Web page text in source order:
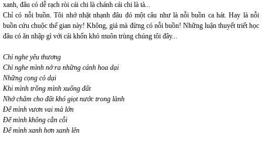
xanh, đâu có dễ rạch ròi cái chi là chánh cái chi là tà...
Chỉ có nỗi buồn. Tôi nhớ nhặt nhạnh đâu đó một câu như là nỗi buồn ca hát. Hay là nỗi
buồn cứu chuộc thế gian này! Không, giá mà đừng có nỗi buồn! Những luận thuyết triết học
đâu có ăn nhập gì với cái khốn khó muôn trùng chúng tôi đây...
Chỉ nghe yêu thương
Chỉ nghe mình nở ra những cánh hoa dại
Những cọng cỏ dại
Khi mình trồng mình xuống đất
Nhớ chăm cho đất khó giọt nước trong lành
Để mình vươn vai mà lớn
Để mình không cằn cỗi
Để mình xanh hơn xanh lên